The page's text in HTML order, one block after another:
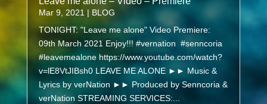
Mar 9, 2021 | BLOG
TONIGHT: "Leave me alone" Video Premiere:
09th March 2021 Enjoy!!! #vernation #senncoria
#leavemealone https://www.youtube.com/watch?
v=lE8VtJIBsh0 LEAVE ME ALONE ►► Music &
Lyrics by verNation ►► Produced by Senncoria &
verNation STREAMING SERVICES:...